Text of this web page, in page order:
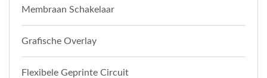
Membraan Schakelaar
Grafische Overlay
Flexibele Geprinte Circuit